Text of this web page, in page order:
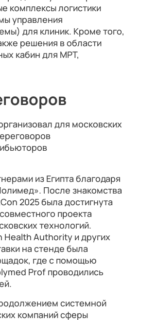
комплексы логистики
управления
для клиник. Кроме того,
решения в области
кабин для МРТ,
для московских
из Египта благодаря
После знакомства
2025 была достигнута
проекта
технологий.
Health Authority и других
на стенде была
где с помощью
Prof проводились
системной
компаний сферы